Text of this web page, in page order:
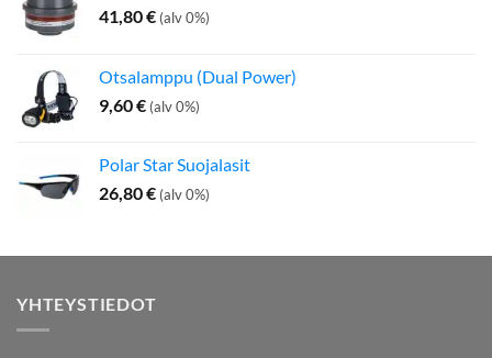
41,80€ (alv 0%)
Otsalamppu (Dual Power)
9,60€ (alv 0%)
Polar Star Suojalasit
26,80€ (alv 0%)
YHTEYSTIEDOT